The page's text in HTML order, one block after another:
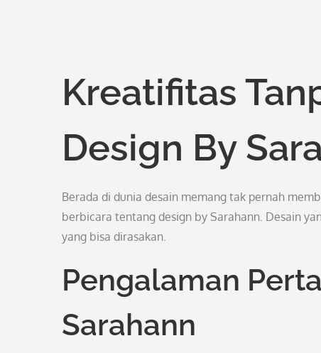
Kreatifitas
Design By
Berada di dunia desain memang tak pernah
berbicara tentang design by Sarahann. Desain
yang bisa dirasakan.
Pengalaman
Sarahann